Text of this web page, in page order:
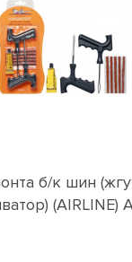
б/к шин
(AIRLINE)